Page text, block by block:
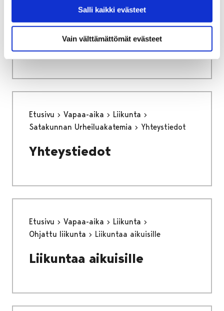
Salli kaikki evästeet
Vain välttämättömät evästeet
Töihin Porin kaupungille
Pori työnantajana
Sijaisrekrytointi
Etusivu Vapaa-aika
Liikunta
Satakunnan Urheiluakatemia
Yhteystiedot
Yhteystiedot
Etusivu Vapaa-aika
Liikunta
Ohjattu liikunta
Liikuntaa aikuisille
Liikuntaa aikuisille